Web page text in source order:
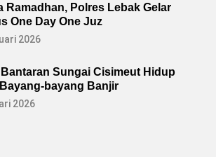
Ramadhan, Polres Lebak Gelar
One Day One Juz
2026
Sungai Cisimeut Hidup
bayang Banjir
2026